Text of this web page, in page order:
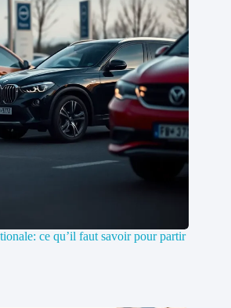
ce qu’il faut savoir pour partir